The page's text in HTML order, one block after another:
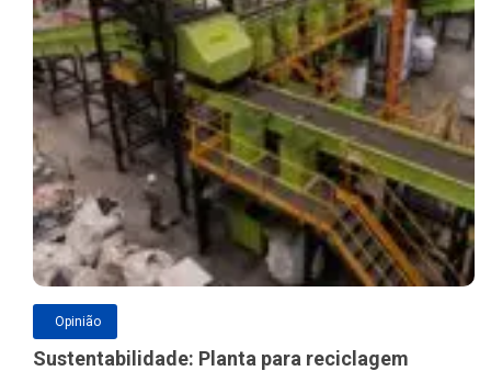
Opinião
Sustentabilidade: Planta para reciclagem